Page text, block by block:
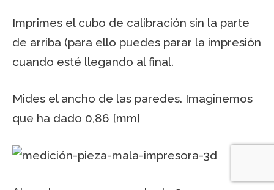
Imprimes el cubo de calibración sin la parte
de arriba (para ello puedes parar la impresión
cuando esté llegando al final.
Mides el ancho de las paredes. Imaginemos
que ha dado 0,86 [mm]